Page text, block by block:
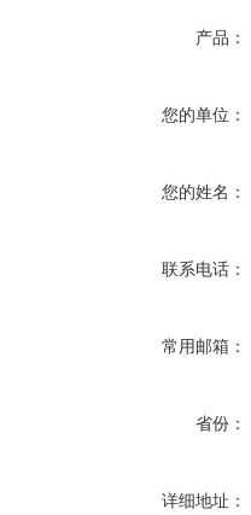
产品：
您的单位：
您的姓名：
联系电话：
常用邮箱：
省份：
详细地址：